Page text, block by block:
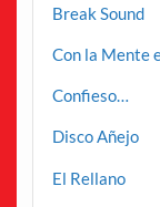
Break Sound
Con la Mente
Confieso…
Disco Añejo
El Rellano